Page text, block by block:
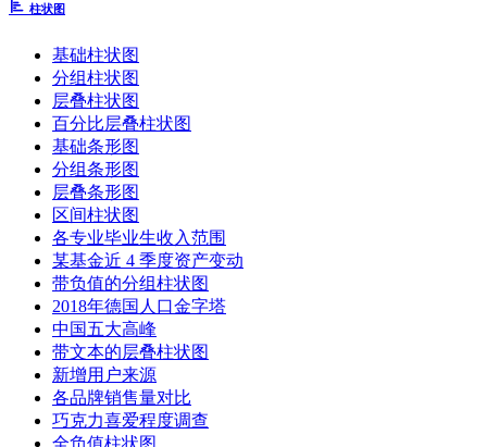
柱状图
基础柱状图
分组柱状图
层叠柱状图
百分比层叠柱状图
基础条形图
分组条形图
层叠条形图
区间柱状图
各专业毕业生收入范围
某基金近 4 季度资产变动
带负值的分组柱状图
2018年德国人口金字塔
中国五大高峰
带文本的层叠柱状图
新增用户来源
各品牌销售量对比
巧克力喜爱程度调查
全负值柱状图